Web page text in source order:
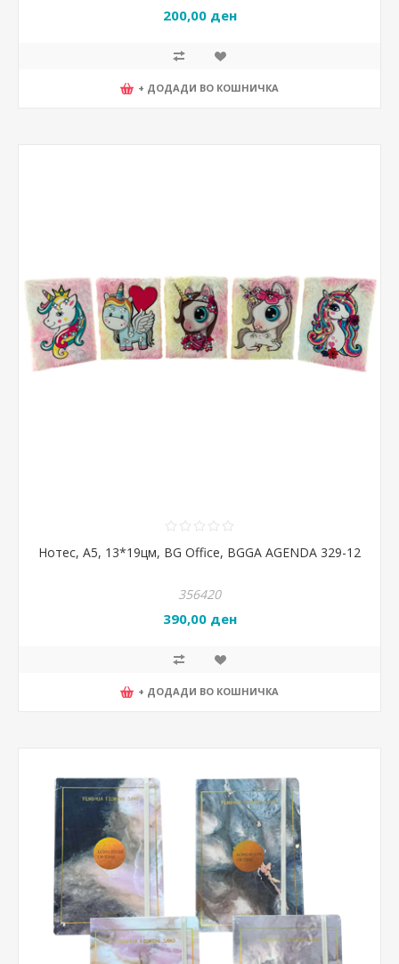
200,00 ден
+ ДОДАДИ ВО КОШНИЧКА
Нотес, А5, 13*19цм, BG Office, BGGA AGENDA 329-12
356420
390,00 ден
+ ДОДАДИ ВО КОШНИЧКА